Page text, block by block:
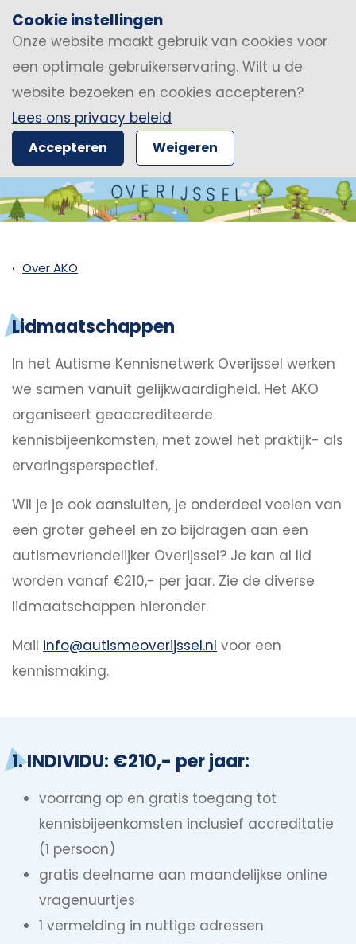
Cookie instellingen
Onze website maakt gebruik van cookies voor
een optimale gebruikerservaring. Wilt u de
website bezoeken en cookies accepteren?
Lees ons privacy beleid
Accepteren Weigeren
Over AKO
Lidmaatschappen
In het Autisme Kennisnetwerk Overijssel werken
we samen vanuit gelijkwaardigheid. Het AKO
organiseert geaccrediteerde
kennisbijeenkomsten, met zowel het praktijk- als
ervaringsperspectief.
Wil je je ook aansluiten, je onderdeel voelen van
een groter geheel en zo bijdragen aan een
autismevriendelijker Overijssel? Je kan al lid
worden vanaf €210,- per jaar. Zie de diverse
lidmaatschappen hieronder.
Mail info@autismeoverijssel.nl voor een
kennismaking.
1. INDIVIDU: €210,- per jaar:
voorrang op en gratis toegang tot
kennisbijeenkomsten inclusief accreditatie
(1 persoon)
gratis deelname aan maandelijkse online
vragenuurtjes
1 vermelding in nuttige adressen